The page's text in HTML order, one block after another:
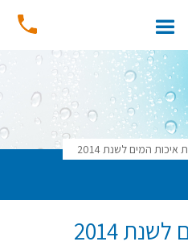
איכות המים לשנת 2014
2014